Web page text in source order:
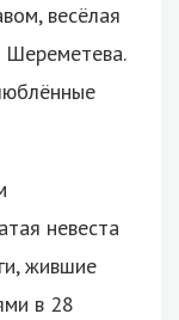
весёлая
Шереметева.
невеста
жившие
в 28